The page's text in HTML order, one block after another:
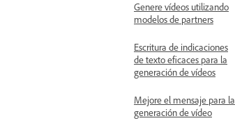
Genere vídeos utilizando
modelos de partners
Escritura de indicaciones
de texto eficaces para la
generación de vídeos
Mejore el mensaje para la
generación de vídeo